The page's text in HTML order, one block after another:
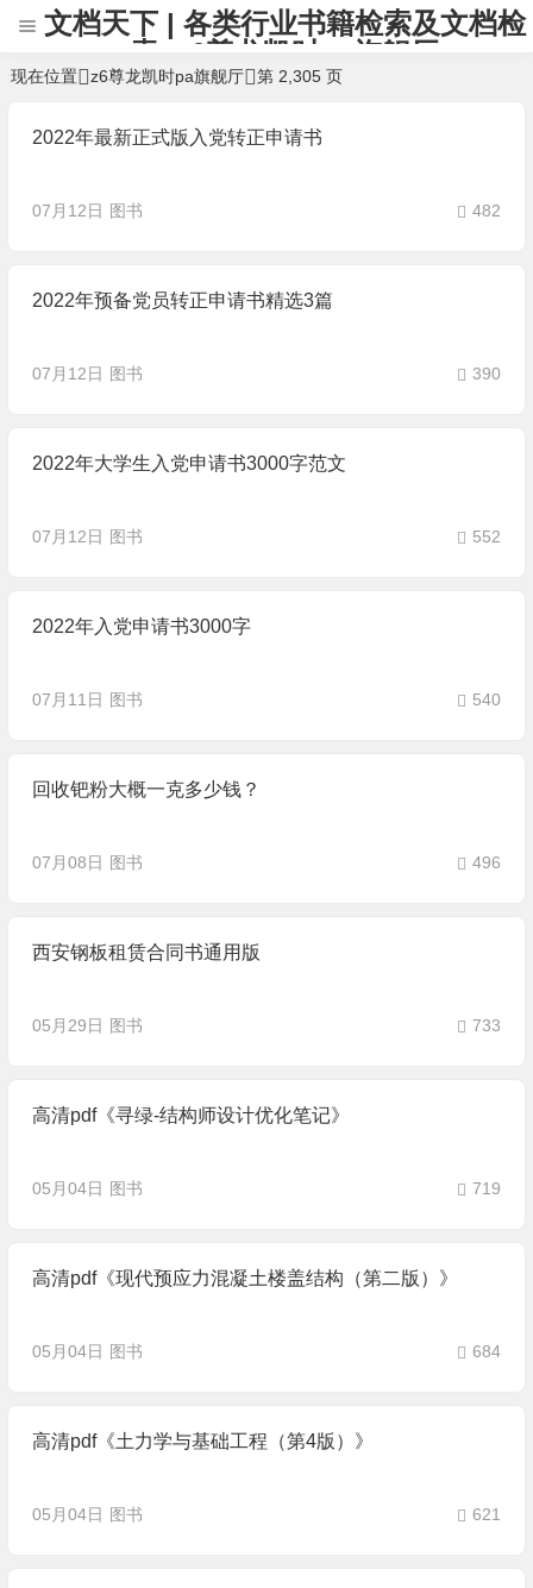
文档天下 | 各类行业书籍检索及文档检
索 -z6尊龙凯时pa旗舰厅
现在位置 z6尊龙凯时pa旗舰厅 第 2,305 页
2022年最新正式版入党转正申请书
07月12日 图书 482
2022年预备党员转正申请书精选3篇
07月12日 图书 390
2022年大学生入党申请书3000字范文
07月12日 图书 552
2022年入党申请书3000字
07月11日 图书 540
回收钯粉大概一克多少钱？
07月08日 图书 496
西安钢板租赁合同书通用版
05月29日 图书 733
高清pdf《寻绿-结构师设计优化笔记》
05月04日 图书 719
高清pdf《现代预应力混凝土楼盖结构（第二版）》
05月04日 图书 684
高清pdf《土力学与基础工程（第4版）》
05月04日 图书 621